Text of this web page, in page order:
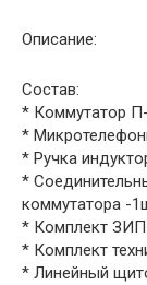
Описание:
Состав:
* Коммутатор
*
* Ручка
*
коммутатора -
* Комплект
* Комплект
* Линейный